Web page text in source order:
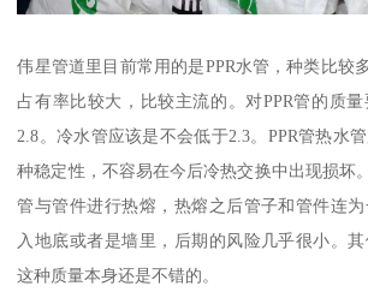
伟星管道里目前常用的是PPR水管，种类比较
占有率比较大，比较主流的。对PPR管的质
2.8。冷水管应该是不会低于2.3。PPR管热水
种稳定性，不容易在今后冷热交换中出现损坏
管与管件进行热熔，热熔之后管子和管件连
入地底或者是墙里，后期的风险几乎很小。其
这种质量本身还是不错的。